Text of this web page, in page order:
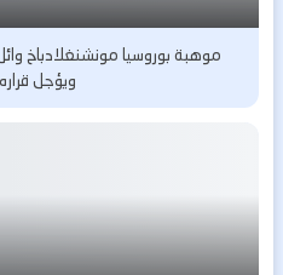
موهبة بوروسيا مونشنغلادباخ
ويؤجل